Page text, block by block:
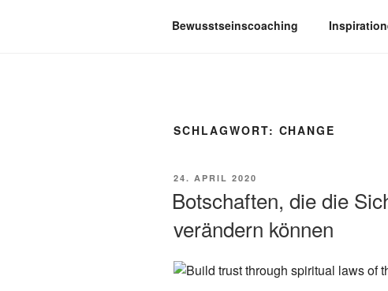
Bewusstseinscoaching
SCHLAGWORT: CHANGE
VERÖFFENTLICHT
24. APRIL 2020
Botschaften, die die
verändern können